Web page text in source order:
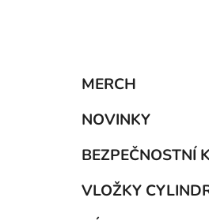
Přeskočit
kategorie
MERCH
NOVINKY
BEZPEČNOSTNÍ
VLOŽKY